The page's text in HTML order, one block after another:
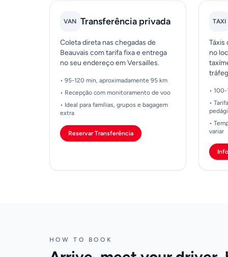
VAN Transferência privada
Coleta direta nas chegadas de
Beauvais com tarifa fixa e entrega
no seu endereço em Versailles.
• 95-120 min, aproximadamente 95 km
• Recepção com monitoramento de voo
• Ideal para famílias, grupos e bagagem
extra
Reservar Transferência
TAXI
Táxis
no
•
•
•
variar
HOW TO BOOK